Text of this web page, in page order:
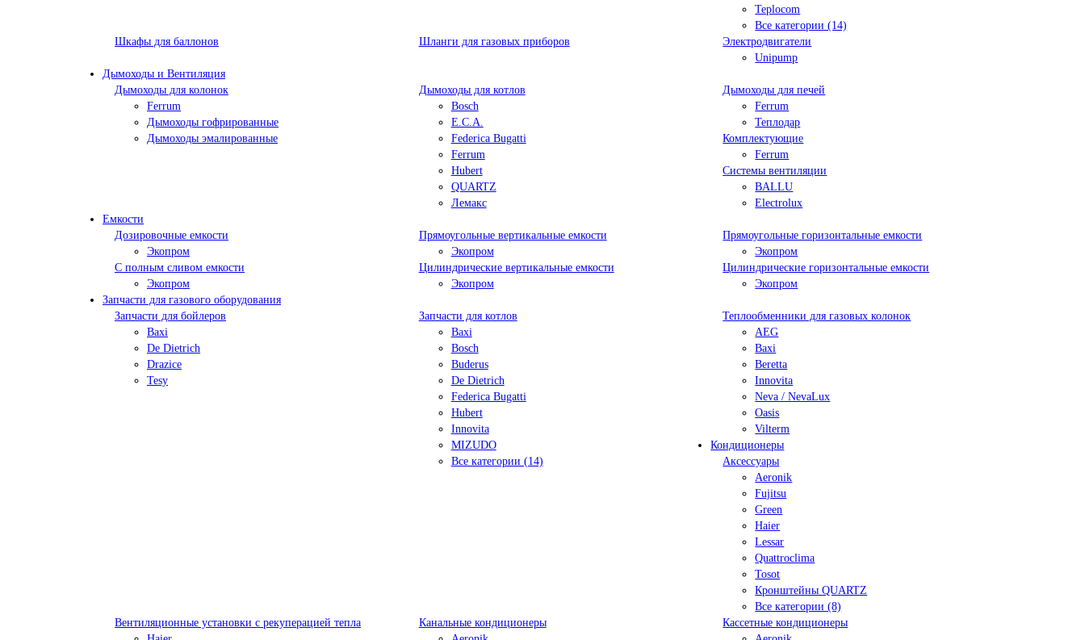
Teplocom
Все категории (14)
Шкафы для баллонов
Шланги для газовых приборов
Электродвигатели
Unipump
Дымоходы и Вентиляция
Дымоходы для колонок
Ferrum
Дымоходы гофрированные
Дымоходы эмалированные
Дымоходы для котлов
Bosch
E.C.A.
Federica Bugatti
Ferrum
Hubert
QUARTZ
Лемакс
Дымоходы для печей
Ferrum
Теплодар
Комплектующие
Ferrum
Системы вентиляции
BALLU
Electrolux
Емкости
Дозировочные емкости
Экопром
Прямоугольные вертикальные емкости
Экопром
Прямоугольные горизонтальные емкости
Экопром
С полным сливом емкости
Экопром
Цилиндрические вертикальные емкости
Экопром
Цилиндрические горизонтальные емкости
Экопром
Запчасти для газового оборудования
Запчасти для бойлеров
Baxi
De Dietrich
Drazice
Tesy
Запчасти для котлов
Baxi
Bosch
Buderus
De Dietrich
Federica Bugatti
Hubert
Innovita
MIZUDO
Все категории (14)
Теплообменники для газовых колонок
AEG
Baxi
Beretta
Innovita
Neva / NevaLux
Oasis
Vilterm
Кондиционеры
Аксессуары
Aeronik
Fujitsu
Green
Haier
Lessar
Quattroclima
Tosot
Кронштейны QUARTZ
Все категории (8)
Вентиляционные установки с рекуперацией тепла
Канальные кондиционеры
Кассетные кондиционеры